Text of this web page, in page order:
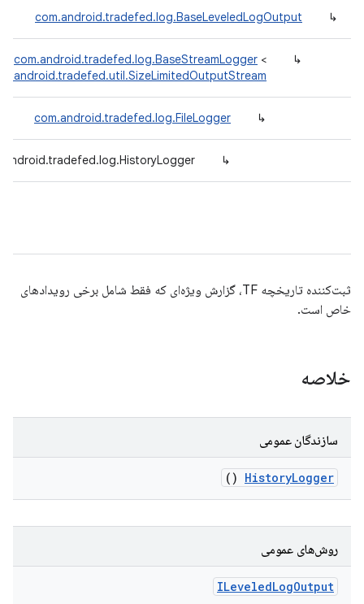
↳
com.android.tradefed.log.BaseLeveledLogOutput
↳
com.android.tradefed.log.BaseStreamLogger <
↳
com.android.tradefed.log.FileLogger
↳
ثبت‌کننده تاریخچه TF، گزارش ویژه‌ای که فقط شامل برخی رویدادهای
خاص است.
خلاصه
سازندگان عمومی
HistoryLogger
()
روش‌های عمومی
ILeveledLogOutput